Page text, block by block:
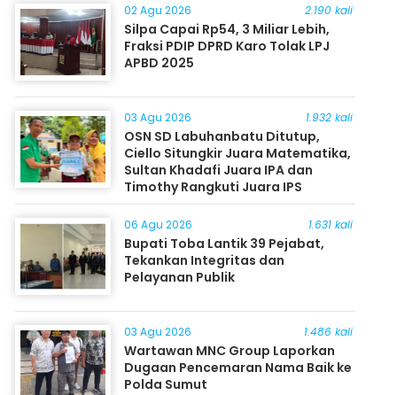
02 Agu 2026 2.190 kali
Silpa Capai Rp54, 3 Miliar Lebih,
Fraksi PDIP DPRD Karo Tolak LPJ
APBD 2025
03 Agu 2026 1.932 kali
OSN SD Labuhanbatu Ditutup,
Ciello Situngkir Juara Matematika,
Sultan Khadafi Juara IPA dan
Timothy Rangkuti Juara IPS
06 Agu 2026 1.631 kali
Bupati Toba Lantik 39 Pejabat,
Tekankan Integritas dan
Pelayanan Publik
03 Agu 2026 1.486 kali
Wartawan MNC Group Laporkan
Dugaan Pencemaran Nama Baik ke
Polda Sumut